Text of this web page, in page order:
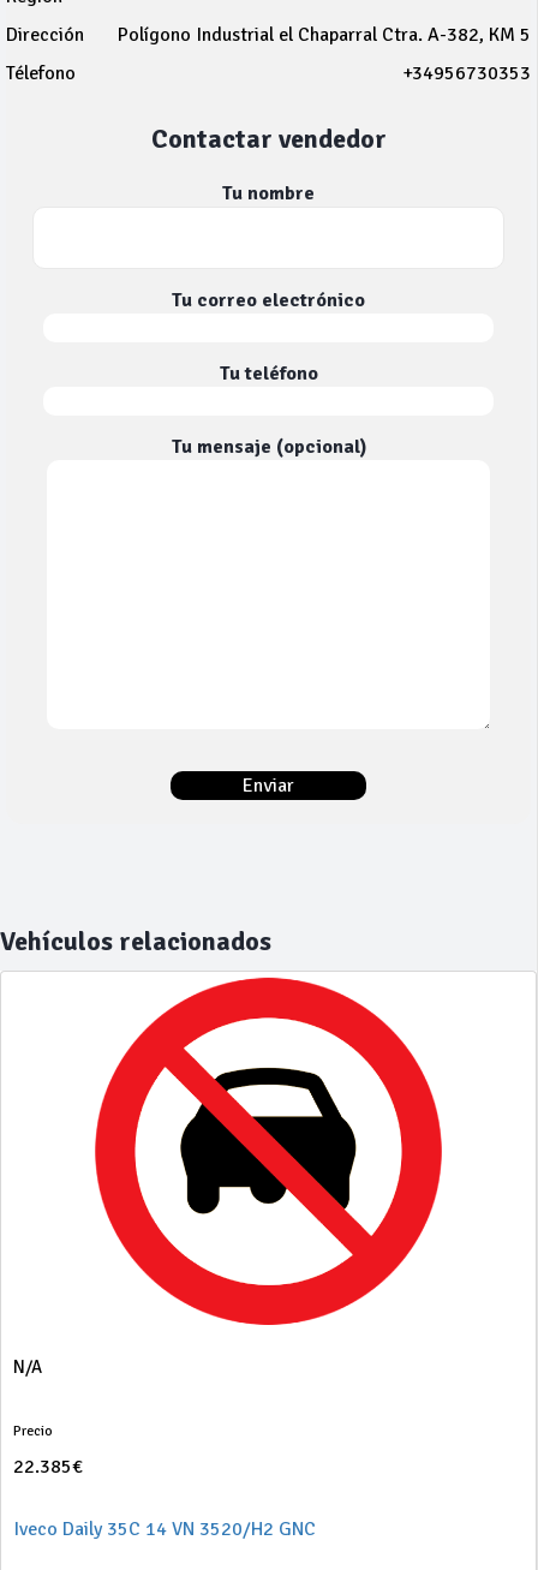
Dirección
Polígono Industrial el Chaparral Ctra. A-382, KM 5
Télefono
+34956730353
Contactar vendedor
Tu nombre
Tu correo electrónico
Tu teléfono
Tu mensaje (opcional)
Vehículos relacionados
N/A
Precio
22.385€
Iveco Daily 35C 14 VN 3520/H2 GNC